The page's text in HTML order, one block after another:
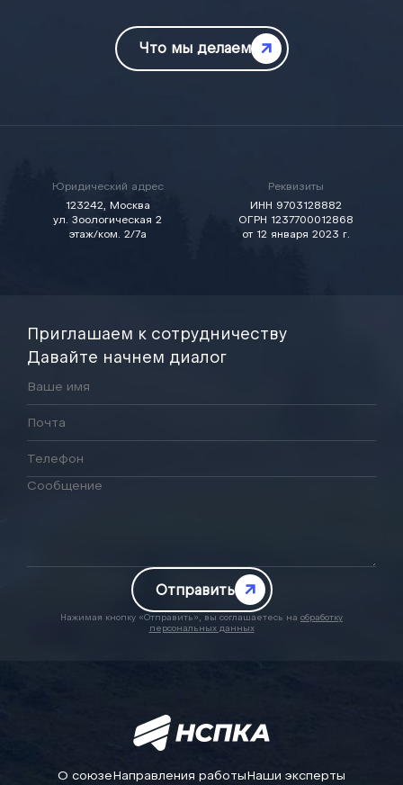
Что мы делаем
Юридический адрес
123242, Москва
ул. Зоологическая 2
этаж/ком. 2/7а
Реквизиты
ИНН 9703128882
ОГРН 1237700012868
от 12 января 2023 г.
Приглашаем к сотрудничеству
Давайте начнем диалог
Нажимая кнопку «Отправить», вы соглашаетесь на обработку
персональных данных
Отправить
О союзеНаправления работыНаши эксперты